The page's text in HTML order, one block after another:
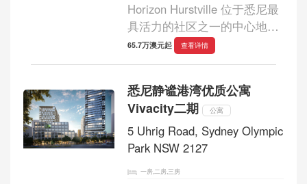
Horizon Hurstville 位于悉尼最
具活力的社区之一的中心地
带，推出了一系列一居室、两
居室和三居室住宅，经过精心
Horizon Hurstville 是新南威尔
士州 Hurstville 的新...
65.7万澳元起 查看详情
悉尼静谧港湾优质公寓
Vivacity二期
公寓
5 Uhrig Road, Sydney Olympic
Park NSW 2127
一房,二房,三房